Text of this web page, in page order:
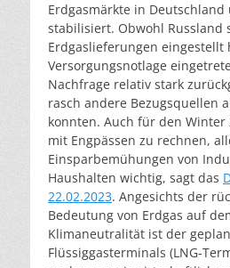
Erdgasmärkte in Deutschland
stabilisiert. Obwohl Russland
Erdgaslieferungen eingestellt
Versorgungsnotlage
Nachfrage relativ stark
rasch andere Bezugsquellen
konnten. Auch für den Winter
mit Engpässen zu rechnen,
Einsparbemühungen von
Haushalten wichtig, sagt das
22.02.2023. Angesichts der
Bedeutung von Erdgas auf
Klimaneutralität ist der
Flüssiggasterminals (LNG-